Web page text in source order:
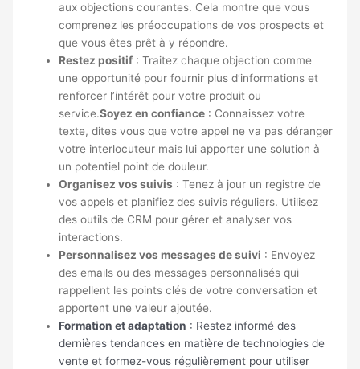
aux objections courantes. Cela montre que vous
comprenez les préoccupations de vos prospects et
que vous êtes prêt à y répondre.
Restez positif : Traitez chaque objection comme
une opportunité pour fournir plus d’informations et
renforcer l’intérêt pour votre produit ou
service.Soyez en confiance : Connaissez votre
texte, dites vous que votre appel ne va pas déranger
votre interlocuteur mais lui apporter une solution à
un potentiel point de douleur.
Organisez vos suivis : Tenez à jour un registre de
vos appels et planifiez des suivis réguliers. Utilisez
des outils de CRM pour gérer et analyser vos
interactions.
Personnalisez vos messages de suivi : Envoyez
des emails ou des messages personnalisés qui
rappellent les points clés de votre conversation et
apportent une valeur ajoutée.
Formation et adaptation : Restez informé des
dernières tendances en matière de technologies de
vente et formez-vous régulièrement pour utiliser